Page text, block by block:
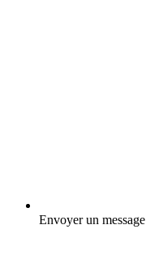
Envoyer un message